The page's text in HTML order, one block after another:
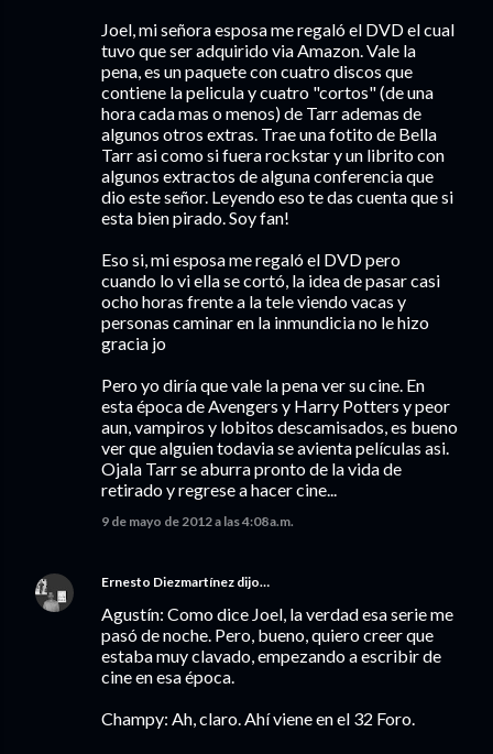
Joel, mi señora esposa me regaló el DVD el cual
tuvo que ser adquirido via Amazon. Vale la
pena, es un paquete con cuatro discos que
contiene la pelicula y cuatro "cortos" (de una
hora cada mas o menos) de Tarr ademas de
algunos otros extras. Trae una fotito de Bella
Tarr asi como si fuera rockstar y un librito con
algunos extractos de alguna conferencia que
dio este señor. Leyendo eso te das cuenta que si
esta bien pirado. Soy fan!
Eso si, mi esposa me regaló el DVD pero
cuando lo vi ella se cortó, la idea de pasar casi
ocho horas frente a la tele viendo vacas y
personas caminar en la inmundicia no le hizo
gracia jo
Pero yo diría que vale la pena ver su cine. En
esta época de Avengers y Harry Potters y peor
aun, vampiros y lobitos descamisados, es bueno
ver que alguien todavia se avienta películas asi.
Ojala Tarr se aburra pronto de la vida de
retirado y regrese a hacer cine...
9 de mayo de 2012 a las 4:08 a.m.
Ernesto Diezmartínez dijo…
Agustín: Como dice Joel, la verdad esa serie me
pasó de noche. Pero, bueno, quiero creer que
estaba muy clavado, empezando a escribir de
cine en esa época.
Champy: Ah, claro. Ahí viene en el 32 Foro.